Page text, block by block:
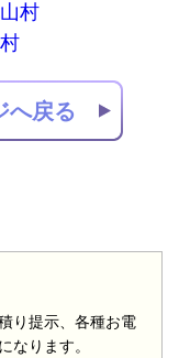
村
へ戻る
り提示、各種お電
なります。